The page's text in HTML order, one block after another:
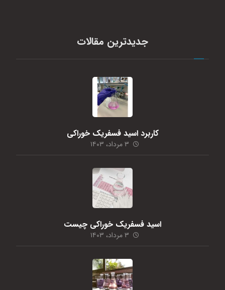
جدیدترین مقالات
کاربرد اسید فسفریک خوراکی
۳ مرداد، ۱۴۰۳
اسید فسفریک خوراکی چیست
۳ مرداد، ۱۴۰۳